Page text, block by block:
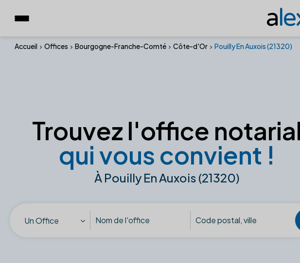
a
Accueil Offices Bourgogne-Franche-Comté Côte-d'Or Pouilly En Auxois (21320)
Trouvez l'office notarial
qui vous convient !
À Pouilly En Auxois (21320)
Un Office